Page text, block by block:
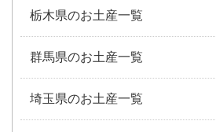
栃木県のお土産一覧
群馬県のお土産一覧
埼玉県のお土産一覧